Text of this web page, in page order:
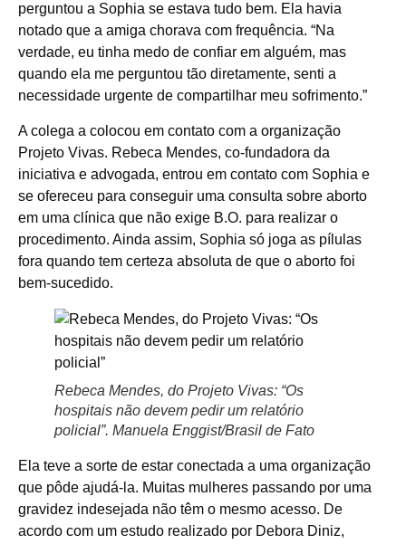
perguntou a Sophia se estava tudo bem. Ela havia
notado que a amiga chorava com frequência. “Na
verdade, eu tinha medo de confiar em alguém, mas
quando ela me perguntou tão diretamente, senti a
necessidade urgente de compartilhar meu sofrimento.”
A colega a colocou em contato com a organização
Projeto Vivas. Rebeca Mendes, co-fundadora da
iniciativa e advogada, entrou em contato com Sophia e
se ofereceu para conseguir uma consulta sobre aborto
em uma clínica que não exige B.O. para realizar o
procedimento. Ainda assim, Sophia só joga as pílulas
fora quando tem certeza absoluta de que o aborto foi
bem-sucedido.
Rebeca Mendes, do Projeto Vivas: “Os
hospitais não devem pedir um relatório
policial”. Manuela Enggist/Brasil de Fato
Ela teve a sorte de estar conectada a uma organização
que pôde ajudá-la. Muitas mulheres passando por uma
gravidez indesejada não têm o mesmo acesso. De
acordo com um estudo realizado por Debora Diniz,